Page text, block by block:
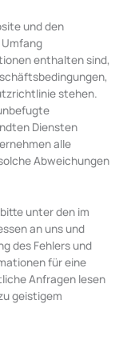
und den
enthalten sind,
stehen.
Diensten
alle
Abweichungen
unter den im
an uns und
des Fehlers und
für eine
Anfragen lesen
geistigem